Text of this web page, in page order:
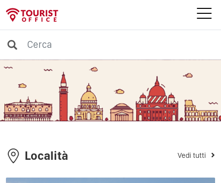
Località Vedi tutti